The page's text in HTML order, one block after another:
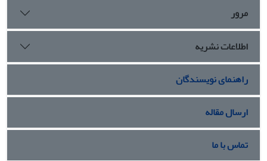
مرور
اطلاعات نشریه
راهنمای نویسندگان
ارسال مقاله
تماس با ما